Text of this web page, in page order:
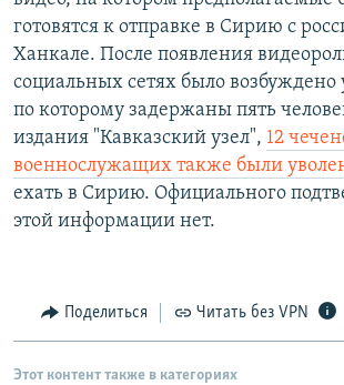
готовятся к отправке в Сирию с
Ханкале. После появления
социальных сетях было возбуждено
по которому задержаны пять
издания "Кавказский узел", 12
военнослужащих также были
ехать в Сирию. Официального
этой информации нет.
Поделиться Читать без VPN
Этот контент также в категориях